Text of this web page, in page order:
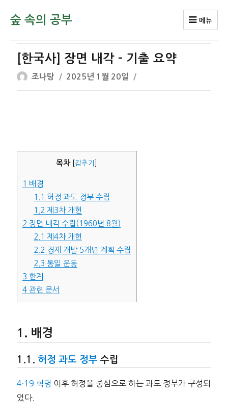
숲 속의 공부 메뉴
[한국사] 장면 내각 – 기출 요약
글
쓴
조나탕
작
성
2025년 1월 20일
목차 감추기
1 배경
1.1 허정 과도 정부 수립
1.2 제3차 개헌
2 장면 내각 수립(1960년 8월)
2.1 제4차 개헌
2.2 경제 개발 5개년 계획 수립
2.3 통일 운동
3 한계
4관련 문서
배경
허정 과도 정부 수립
4·19 혁명 이후 허정을 중심으로 하는 과도 정부가 구성되
었다.